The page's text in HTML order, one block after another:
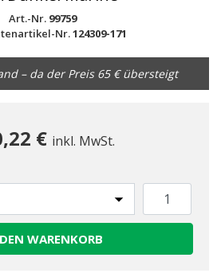
Art.-Nr. 99759
Nr.124309-171
– da der Preis 65 € übersteigt
€ inkl. MwSt.
WARENKORB